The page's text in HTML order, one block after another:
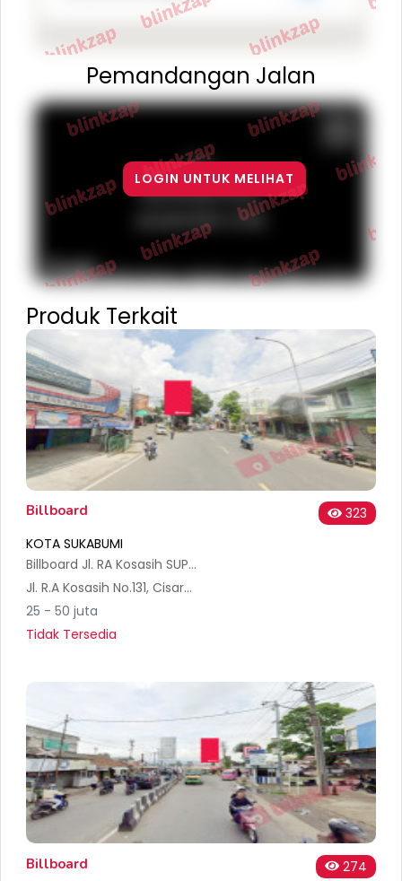
Pemandangan Jalan
For
development
purposes only
Keyboard shortcuts Map Data Terms Report a problem
LOGIN UNTUK MELIHAT
Produk Terkait
Billboard
323
KOTA SUKABUMI
Billboard Jl. RA Kosasih SUPERINDO Kota Sukabumi
Jl. R.A Kosasih No.131, Cisarua, Kec. Cikole, Kota Sukabumi, Jawa Barat 43115, Indonesia
25 - 50 juta
Tidak Tersedia
Billboard 274